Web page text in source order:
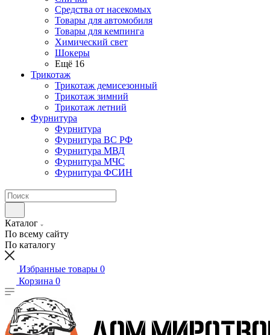
Средства от насекомых
Товары для автомобиля
Товары для кемпинга
Химический свет
Шокеры
Ещё 16
Трикотаж
Трикотаж демисезонный
Трикотаж зимний
Трикотаж летний
Фурнитура
Фурнитура
Фурнитура ВС РФ
Фурнитура МВД
Фурнитура МЧС
Фурнитура ФСИН
Каталог
По всему сайту
По каталогу
Избранные товары 0
Корзина 0